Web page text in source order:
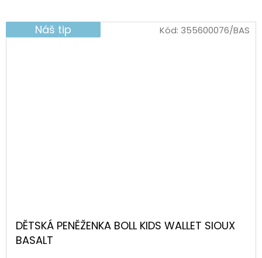
Náš tip
DĚTSKÁ PENĚŽENKA BOLL KIDS WALLET SIOUX
BASALT
Kód: 355600076/BAS